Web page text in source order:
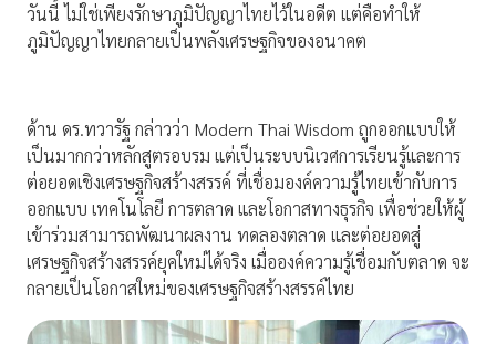
วันนี้ ไม่ใช่เพียงรักษาภูมิปัญญาไทยไว้ในอดีต แต่คือทำให้
ภูมิปัญญาไทยกลายเป็นพลังเศรษฐกิจของอนาคต
ด้าน ดร.ทวารัฐ กล่าวว่า Modern Thai Wisdom ถูกออกแบบให้
เป็นมากกว่าหลักสูตรอบรม แต่เป็นระบบนิเวศการเรียนรู้และการ
ต่อยอดเชิงเศรษฐกิจสร้างสรรค์ ที่เชื่อมองค์ความรู้ไทยเข้ากับการ
ออกแบบ เทคโนโลยี การตลาด และโอกาสทางธุรกิจ เพื่อช่วยให้ผู้
เข้าร่วมสามารถพัฒนาผลงาน ทดลองตลาด และต่อยอดสู่
เศรษฐกิจสร้างสรรค์ยุคใหม่ได้จริง เมื่อองค์ความรู้เชื่อมกับตลาด จะ
กลายเป็นโอกาสใหม่ของเศรษฐกิจสร้างสรรค์ไทย